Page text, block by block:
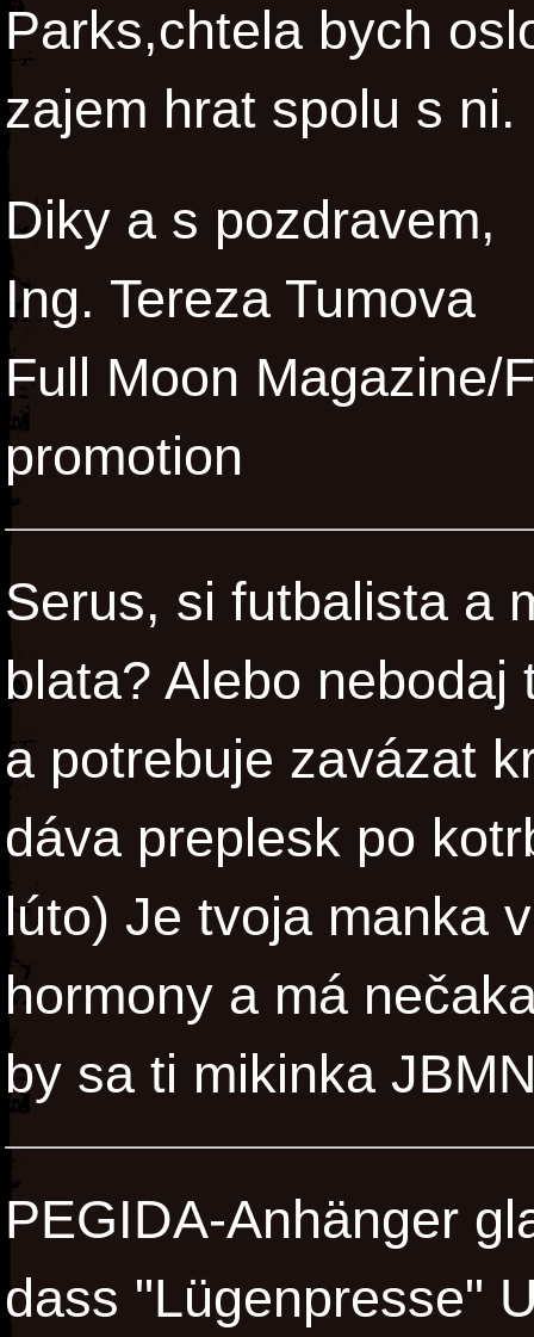
Parks,chtela bych
zajem hrat spolu s ni.
Diky a s pozdravem,
Ing. Tereza Tumova
Full Moon Magazine/
promotion
Serus, si futbalista a
blata? Alebo
a potrebuje zavázat
dáva preplesk po
lúto) Je tvoja manka
hormony a má
by sa ti mikinka
PEGIDA-Anhänger
dass "Lügenpresse"